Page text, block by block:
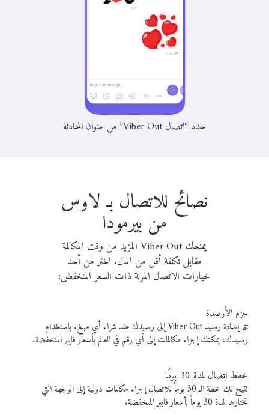
حدد “اتصال Viber Out” من عنوان المحادثة
نصائح للاتصال بـ لاوس
من بيرمودا
يمنحك Viber Out المزيد من وقت المكالمة
مقابل تكلفة أقل من المال. اختر من أحد
خيارات الاتصال المرنة ذات السعر المنخفض:
حزم الأرصدة
تتم إضافة رصيد Viber Out إلى رصيدك عند شراء أي مبلغ. باستخدام
رصيدك، يمكنك إجراء مكالمات إلى أي رقم في العالم بأسعار فايبر المنخفضة.
خطط اتصال لمدة 30 يومًا
تتيح لك خطة الـ 30 يوماً للاتصال إجراء مكالمات دولية إلى الوجهة التي
تختارها لمدة 30 يوماً بأسعار فايبر المنخفضة.